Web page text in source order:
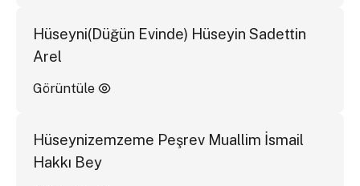
Hüseyni(Düğün Evinde) Hüseyin Sadettin
Arel
Görüntüle
Hüseynizemzeme Peşrev Muallim İsmail
Hakkı Bey